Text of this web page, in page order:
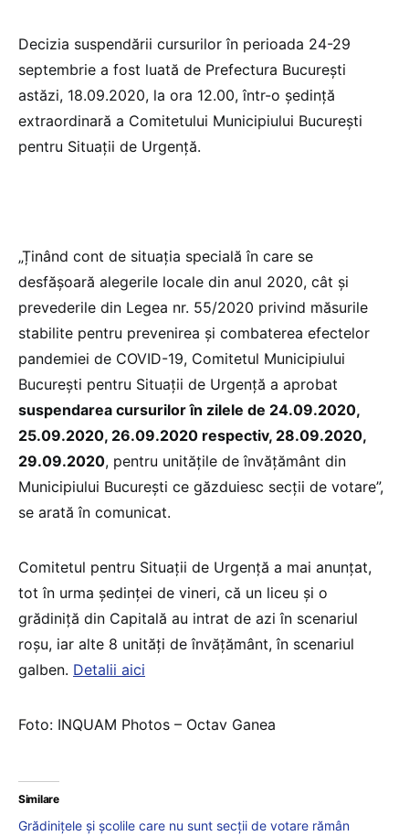
Decizia suspendării cursurilor în perioada 24-29
septembrie a fost luată de Prefectura București
astăzi, 18.09.2020, la ora 12.00, într-o şedinţă
extraordinară a Comitetului Municipiului București
pentru Situații de Urgență.
„Ținând cont de situația specială în care se
desfășoară alegerile locale din anul 2020, cât și
prevederile din Legea nr. 55/2020 privind măsurile
stabilite pentru prevenirea și combaterea efectelor
pandemiei de COVID-19, Comitetul Municipiului
București pentru Situații de Urgență a aprobat
suspendarea cursurilor în zilele de 24.09.2020,
25.09.2020, 26.09.2020 respectiv, 28.09.2020,
29.09.2020, pentru unitățile de învățământ din
Municipiului București ce găzduiesc secții de votare”,
se arată în comunicat.
Comitetul pentru Situații de Urgență a mai anunțat,
tot în urma ședinței de vineri, că un liceu și o
grădiniță din Capitală au intrat de azi în scenariul
roșu, iar alte 8 unități de învățământ, în scenariul
galben. Detalii aici
Foto: INQUAM Photos – Octav Ganea
Similare
Grădinițele și școlile care nu sunt secții de votare rămân